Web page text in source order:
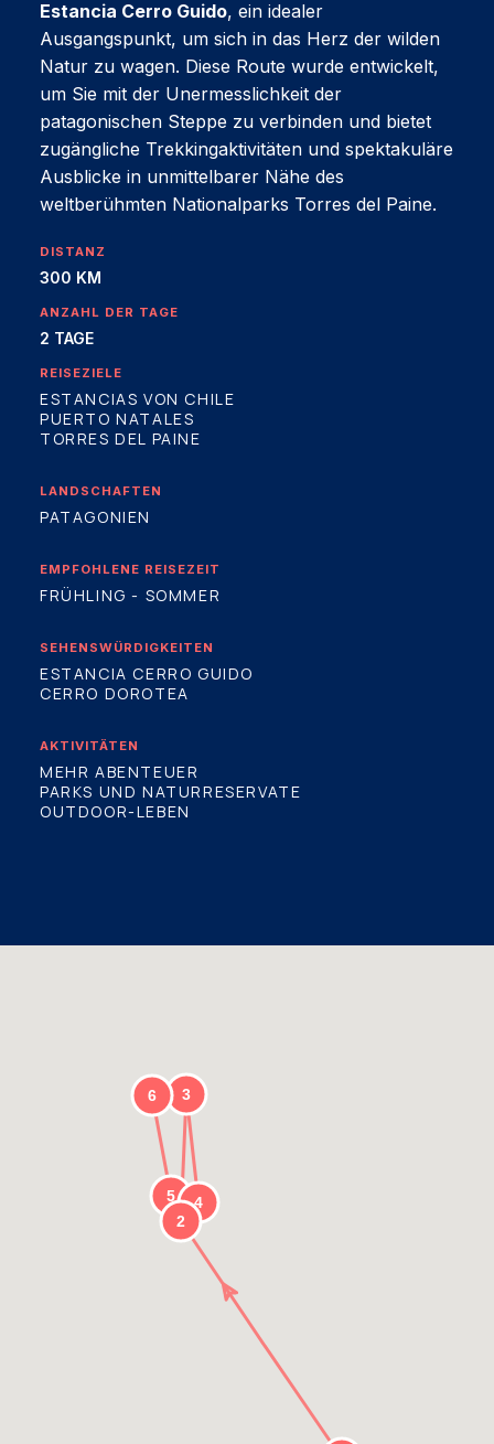
Estancia Cerro Guido, ein idealer
Ausgangspunkt, um sich in das Herz der wilden
Natur zu wagen. Diese Route wurde entwickelt,
um Sie mit der Unermesslichkeit der
patagonischen Steppe zu verbinden und bietet
zugängliche Trekkingaktivitäten und spektakuläre
Ausblicke in unmittelbarer Nähe des
weltberühmten Nationalparks Torres del Paine.
DISTANZ
300 KM
ANZAHL DER TAGE
2 TAGE
REISEZIELE
ESTANCIAS VON CHILE
PUERTO NATALES
TORRES DEL PAINE
LANDSCHAFTEN
PATAGONIEN
EMPFOHLENE REISEZEIT
FRÜHLING - SOMMER
SEHENSWÜRDIGKEITEN
ESTANCIA CERRO GUIDO
CERRO DOROTEA
AKTIVITÄTEN
MEHR ABENTEUER
PARKS UND NATURRESERVATE
OUTDOOR-LEBEN